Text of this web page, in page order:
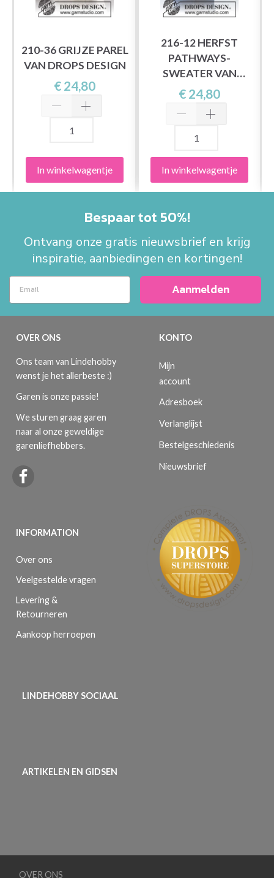
210-36 GRIJZE PAREL
VAN DROPS DESIGN
€ 24,80
In winkelwagentje
216-12 HERFST
PATHWAYS-
SWEATER VAN
DROPS DESIGN
€ 24,80
In winkelwagentje
Bespaar tot 50%!
Ontvang onze gratis nieuwsbrief en krijg
inspiratie, aanbiedingen en kortingen!
Aanmelden
OVER ONS
Ons team van Lindehobby
wenst je het allerbeste :)
Garen is onze passie!
We sturen graag garen
naar al onze geweldige
garenliefhebbers.
INFORMATION
Over ons
Veelgestelde vragen
Levering &
Retourneren
Aankoop herroepen
KONTO
Mijn
account
Adresboek
Verlanglijst
Bestelgeschiedenis
Nieuwsbrief
LINDEHOBBY SOCIAAL
ARTIKELEN EN GIDSEN
OVER ONS